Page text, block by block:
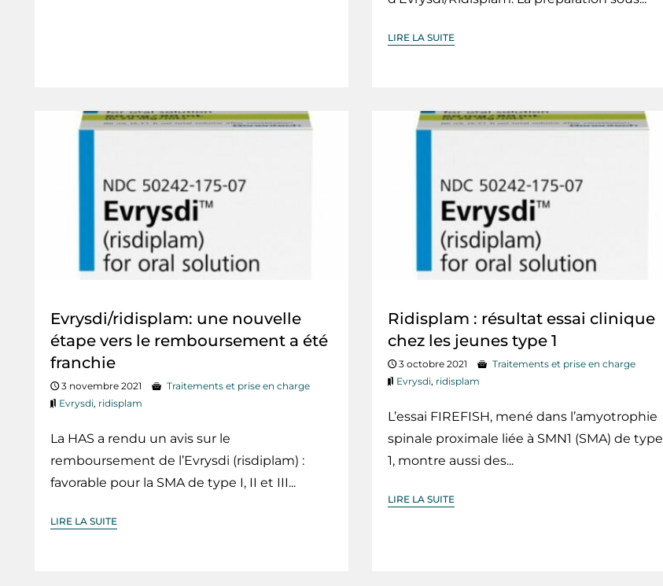
LIRE LA SUITE
Evrysdi/ridisplam: une nouvelle
étape vers le remboursement a été
franchie
3 novembre 2021
Traitements et prise en charge
Evrysdi, ridisplam
La HAS a rendu un avis sur le
remboursement de l’Evrysdi (risdiplam) :
favorable pour la SMA de type I, II et III...
LIRE LA SUITE
Ridisplam : résultat essai clinique
chez les jeunes type 1
3 octobre 2021
Traitements et prise en charge
Evrysdi, ridisplam
L’essai FIREFISH, mené dans l’amyotrophie
spinale proximale liée à SMN1 (SMA) de type
1, montre aussi des...
LIRE LA SUITE